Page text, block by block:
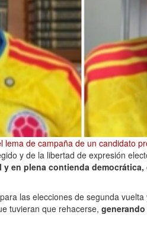
lema de campaña de un candidato
y de la libertad de expresión
en plena contienda democrática,
las elecciones de segunda
tuvieran que rehacerse,